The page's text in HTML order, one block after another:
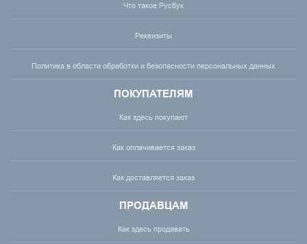
Что такое Русбук
Реквизиты
Политика в области обработки и безопасности персональных данных
ПОКУПАТЕЛЯМ
Как здесь покупают
Как оплачивается заказ
Как доставляется заказ
ПРОДАВЦАМ
Как здесь продавать